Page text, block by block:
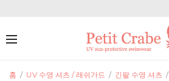
홈 / UV 수영 셔츠 / 래쉬가드 / 긴팔 수영 셔츠 /